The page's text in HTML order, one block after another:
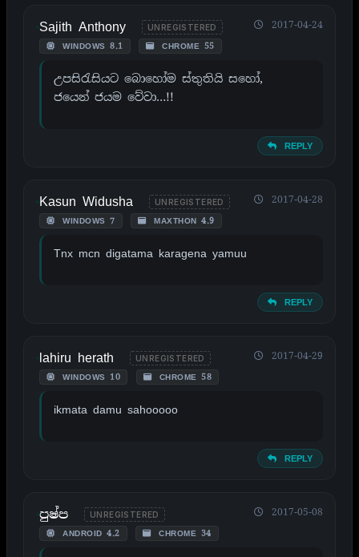
Sajith Anthony UNREGISTERED
WINDOWS 8.1 CHROME 55
2017-04-24
උපසිරැසියට බොහෝම ස්තුතියි සහෝ,
ජයෙන් ජයම වේවා…!!
REPLY
Kasun Widusha UNREGISTERED
WINDOWS 7 MAXTHON 4.9
2017-04-28
Tnx mcn digatama karagena yamuu
REPLY
lahiru herath UNREGISTERED
WINDOWS 10 CHROME 58
2017-04-29
ikmata damu sahooooo
REPLY
පුෂ්ප UNREGISTERED
ANDROID 4.2 CHROME 34
2017-05-08